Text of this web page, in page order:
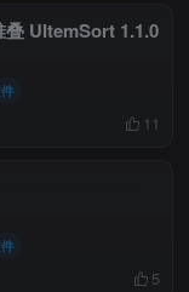
UItemSort 1.1.0
11
5